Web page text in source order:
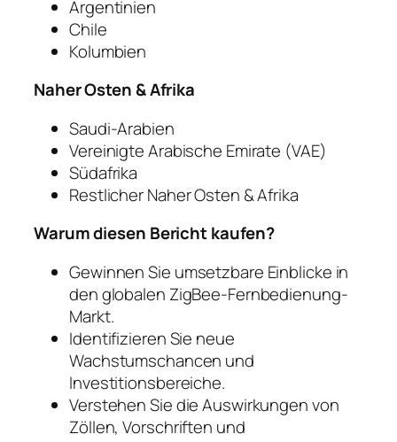
Argentinien
Chile
Kolumbien
Naher Osten & Afrika
Saudi-Arabien
Vereinigte Arabische Emirate (VAE)
Südafrika
Restlicher Naher Osten & Afrika
Warum diesen Bericht kaufen?
Gewinnen Sie umsetzbare Einblicke in
den globalen ZigBee-Fernbedienung-
Markt.
Identifizieren Sie neue
Wachstumschancen und
Investitionsbereiche.
Verstehen Sie die Auswirkungen von
Zöllen, Vorschriften und